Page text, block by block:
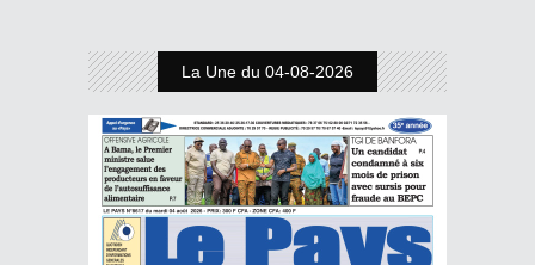
La Une du 04-08-2026